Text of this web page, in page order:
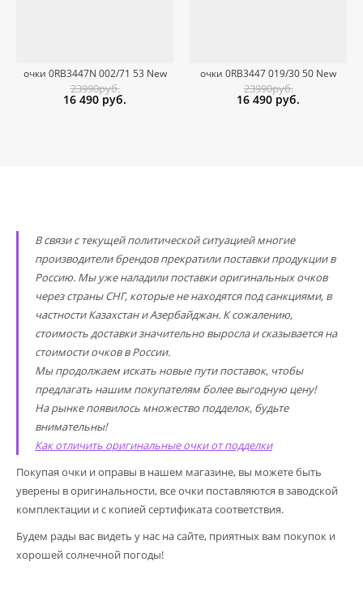
очки 0RB3447N 002/71 53 New
23990руб.
16 490 руб.
очки 0RB3447 019/30 50 New
23990руб.
16 490 руб.
В связи с текущей политической ситуацией многие
производители брендов прекратили поставки продукции в
Россию. Мы уже наладили поставки оригинальных очков
через страны СНГ, которые не находятся под санкциями, в
частности Казахстан и Азербайджан. К сожалению,
стоимость доставки значительно выросла и сказывается на
стоимости очков в России.
Мы продолжаем искать новые пути поставок, чтобы
предлагать нашим покупателям более выгодную цену!
На рынке появилось множество подделок, будьте
внимательны!
Как отличить оригинальные очки от подделки
Покупая очки и оправы в нашем магазине, вы можете быть
уверены в оригинальности, все очки поставляются в заводской
комплектации и с копией сертификата соответствия.
Будем рады вас видеть у нас на сайте, приятных вам покупок и
хорошей солнечной погоды!